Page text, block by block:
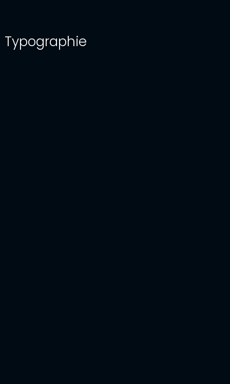
Typographie